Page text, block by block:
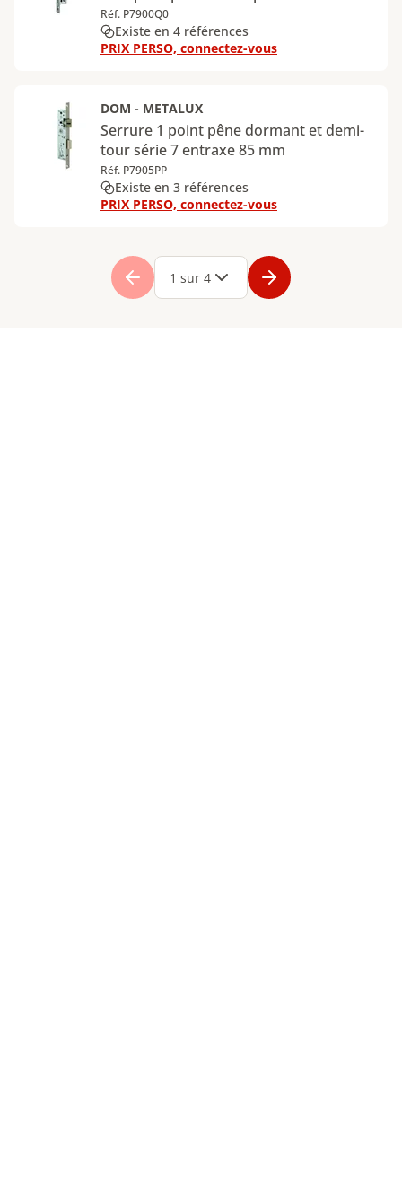
Réf. P7900Q0
Existe en 4 références
PRIX PERSO, connectez-vous
DOM - METALUX
Serrure 1 point pêne dormant et demi-
tour série 7 entraxe 85 mm
Réf. P7905PP
Existe en 3 références
PRIX PERSO, connectez-vous
1 sur 4